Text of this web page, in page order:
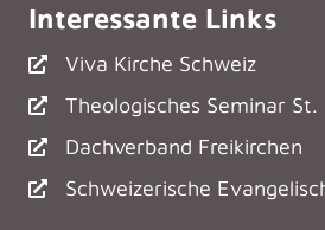
Interessante Links
Viva Kirche Schweiz
Theologisches Seminar St.
Dachverband Freikirchen
Schweizerische